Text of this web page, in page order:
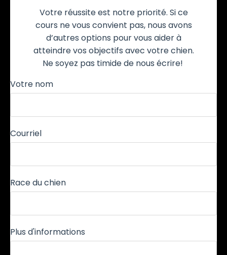
Votre réussite est notre priorité. Si ce
cours ne vous convient pas, nous avons
d’autres options pour vous aider à
atteindre vos objectifs avec votre chien.
Ne soyez pas timide de nous écrire!
Votre nom
Courriel
Race du chien
Plus d'informations